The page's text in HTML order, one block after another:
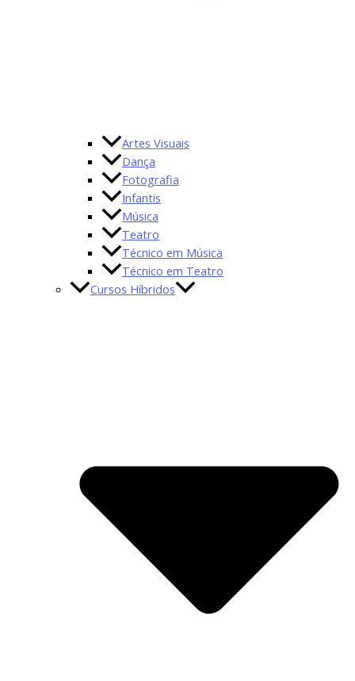
Artes Visuais
Dança
Fotografia
Infantis
Música
Teatro
Técnico em Música
Técnico em Teatro
Cursos Híbridos